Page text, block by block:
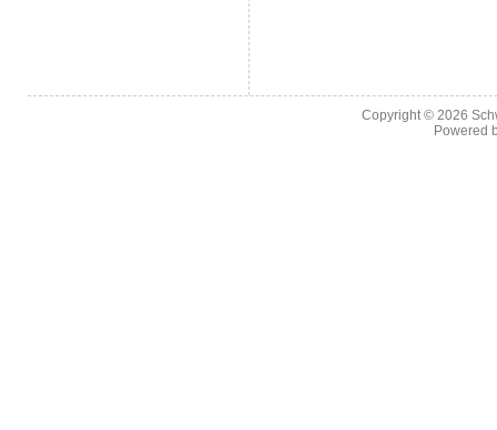
Copyright © 2026
Powered